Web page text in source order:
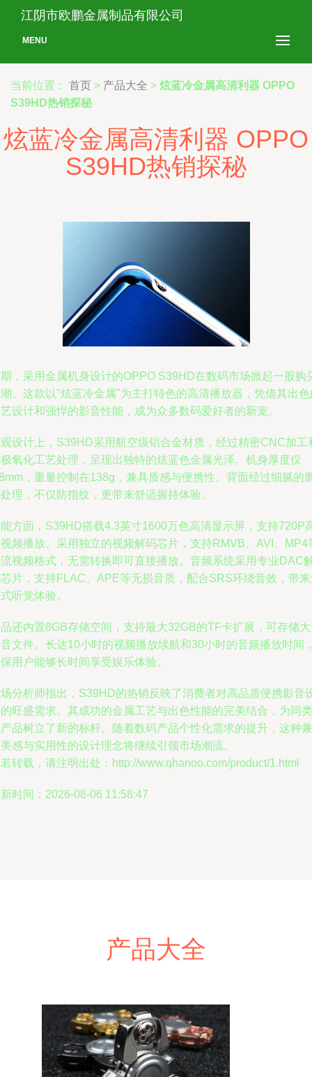
江阴市欧鹏金属制品有限公司
MENU
当前位置： 首页 > 产品大全 > 炫蓝冷金属高清利器 OPPO
S39HD热销探秘
炫蓝冷金属高清利器 OPPO
S39HD热销探秘
，采用金属机身设计的OPPO S39HD在数码市场掀起一股购
。这款以"炫蓝冷金属"为主打特色的高清播放器，凭借其出色
设计和强悍的影音性能，成为众多数码爱好者的新宠。
设计上，S39HD采用航空级铝合金材质，经过精密CNC加工
氧化工艺处理，呈现出独特的炫蓝色金属光泽。机身厚度仅
，重量控制在138g，兼具质感与便携性。背面经过细腻的
理，不仅防指纹，更带来舒适握持体验。
方面，S39HD搭载4.3英寸1600万色高清显示屏，支持720P
频播放。采用独立的视频解码芯片，支持RMVB、AVI、MP4
视频格式，无需转换即可直接播放。音频系统采用专业DAC
片，支持FLAC、APE等无损音质，配合SRS环绕音效，带
听觉体验。
还内置8GB存储空间，支持最大32GB的TF卡扩展，可存储
文件。长达10小时的视频播放续航和30小时的音频播放时间
用户能够长时间享受娱乐体验。
分析师指出，S39HD的热销反映了消费者对高品质便携影音
旺盛需求。其成功的金属工艺与出色性能的完美结合，为同类
品树立了新的标杆。随着数码产品个性化需求的提升，这种兼
感与实用性的设计理念将继续引领市场潮流。
转载，请注明出处：http://www.qhanoo.com/product/1.html
时间：2026-08-06 11:58:47
产品大全